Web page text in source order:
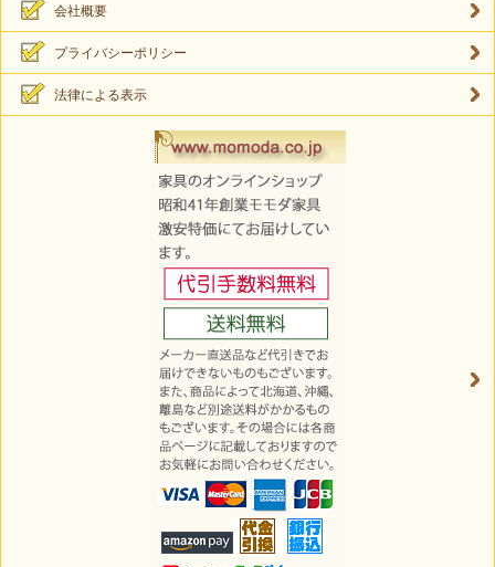
会社概要
プライバシーポリシー
法律による表示